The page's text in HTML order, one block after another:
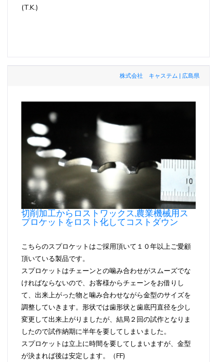
(T.K.)
株式会社 キャステム | 広島県
切削加工からロストワックス,農業機械用ス
プロケットをロスト化してコストダウン
こちらのスプロケットはご採用頂いて１０年以上ご愛顧
頂いている製品です。
スプロケットはチェーンとの噛み合わせがスムーズでな
ければならないので、お客様からチェーンをお借りし
て、出来上がった物と噛み合わせながら金型のサイズを
調整していきます。形状では歯形状と歯底円直径を少し
変更して出来上がりましたが、結局２回の試作となりま
したので試作納期に半年を要してしまいました。
スプロケットは立上に時間を要してしまいますが、金型
が決まれば後は安定します。（FF)